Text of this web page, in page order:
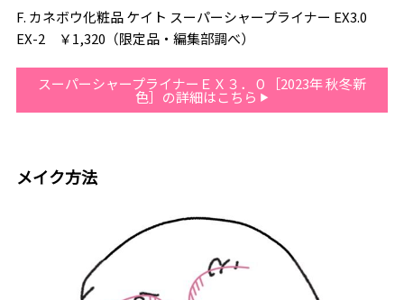
F. カネボウ化粧品 ケイト スーパーシャープライナー EX3.0
EX-2 ￥1,320（限定品・編集部調べ）
スーパーシャープライナーＥＸ３．０［2023年 秋冬新
色］の詳細はこちら
メイク方法